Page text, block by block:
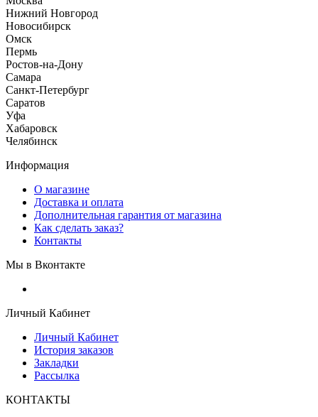
Нижний Новгород
Новосибирск
Омск
Пермь
Ростов-на-Дону
Самара
Санкт-Петербург
Саратов
Уфа
Хабаровск
Челябинск
Информация
О магазине
Доставка и оплата
Дополнительная гарантия от магазина
Как сделать заказ?
Контакты
Мы в Вконтакте
Личный Кабинет
Личный Кабинет
История заказов
Закладки
Рассылка
КОНТАКТЫ